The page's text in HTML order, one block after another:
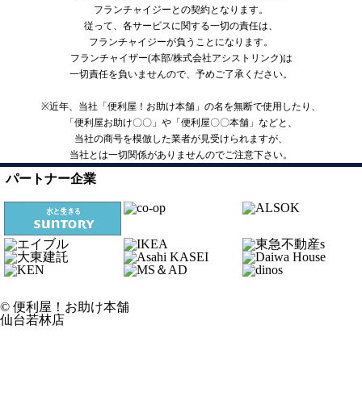
フランチャイジーとの契約となります。
従って、各サービスに関する一切の責任は、
フランチャイジーが負うことになります。
フランチャイザー(本部/株式会社アシストリンク)は
一切責任を負いませんので、予めご了承ください。
※近年、当社「便利屋！お助け本舗」の名を無断で使用したり、
「便利屋お助け〇〇」や「便利屋〇〇本舗」などと、
当社の商号を模倣した業者が見受けられますが、
当社とは一切関係がありませんのでご注意下さい。
パートナー企業
© 便利屋！お助け本舗
仙台若林店